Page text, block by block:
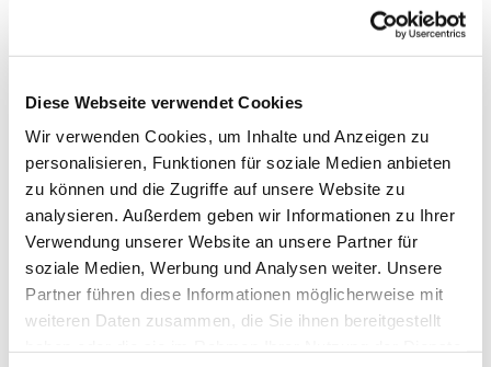
Diese Webseite verwendet Cookies
Wir verwenden Cookies, um Inhalte und Anzeigen zu
personalisieren, Funktionen für soziale Medien anbieten
zu können und die Zugriffe auf unsere Website zu
analysieren. Außerdem geben wir Informationen zu Ihrer
Verwendung unserer Website an unsere Partner für
soziale Medien, Werbung und Analysen weiter. Unsere
Partner führen diese Informationen möglicherweise mit
weiteren Daten zusammen, die Sie ihnen bereitgestellt
Gemeindezentrum Alte Kirche, Alter
Kontakt: Gabi Middendorf